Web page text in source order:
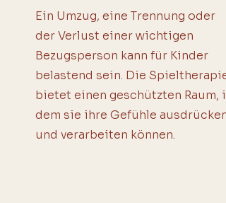
Ein Umzug, eine Trennung oder
der Verlust einer wichtigen
Bezugsperson kann für Kinder
belastend sein. Die Spieltherapie
bietet einen geschützten Raum, in
dem sie ihre Gefühle ausdrücken
und verarbeiten können.